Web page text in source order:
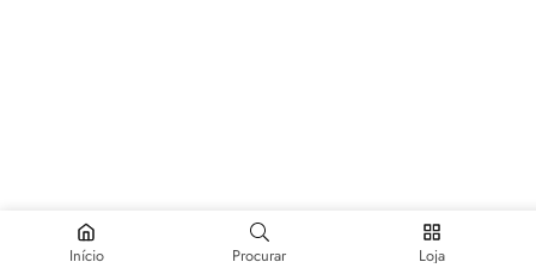
Início Procurar Loja